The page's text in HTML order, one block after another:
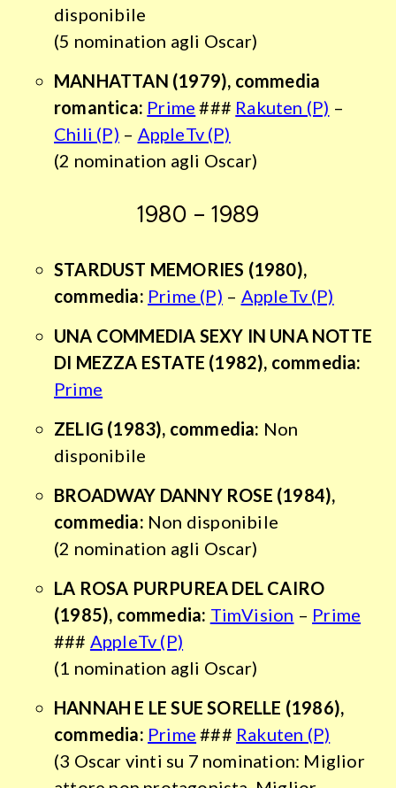
disponibile
(5 nomination agli Oscar)
MANHATTAN (1979), commedia
romantica: Prime ### Rakuten (P) –
Chili (P) – AppleTv (P)
(2 nomination agli Oscar)
1980 – 1989
STARDUST MEMORIES (1980),
commedia: Prime (P) – AppleTv (P)
UNA COMMEDIA SEXY IN UNA NOTTE
DI MEZZA ESTATE (1982), commedia:
Prime
ZELIG (1983), commedia: Non
disponibile
BROADWAY DANNY ROSE (1984),
commedia: Non disponibile
(2 nomination agli Oscar)
LA ROSA PURPUREA DEL CAIRO
(1985), commedia: TimVision – Prime
### AppleTv (P)
(1 nomination agli Oscar)
HANNAH E LE SUE SORELLE (1986),
commedia: Prime ### Rakuten (P)
(3 Oscar vinti su 7 nomination: Miglior